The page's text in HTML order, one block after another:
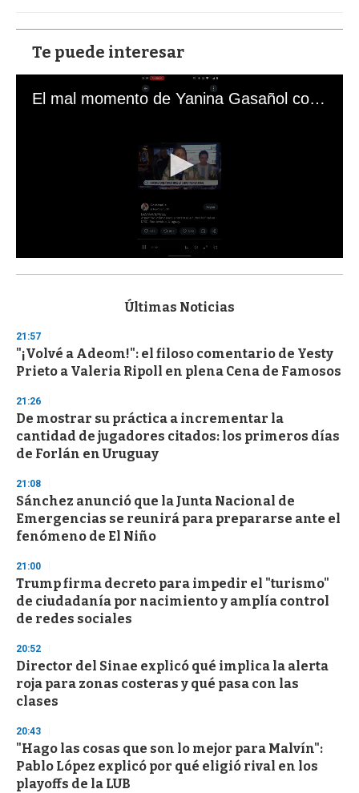
Te puede interesar
El mal momento de Yanina Gasañol con un hincha argentino en "Subrayado"
s
d
s
o
f
3
s
c
o
d
s
Últimas Noticias
21:57
"¡Volvé a Adeom!": el filoso comentario de Yesty
Prieto a Valeria Ripoll en plena Cena de Famosos
21:26
De mostrar su práctica a incrementar la
cantidad de jugadores citados: los primeros días
de Forlán en Uruguay
21:08
Sánchez anunció que la Junta Nacional de
Emergencias se reunirá para prepararse ante el
fenómeno de El Niño
21:00
Trump firma decreto para impedir el "turismo"
de ciudadanía por nacimiento y amplía control
de redes sociales
20:52
Director del Sinae explicó qué implica la alerta
roja para zonas costeras y qué pasa con las
clases
20:43
"Hago las cosas que son lo mejor para Malvín":
Pablo López explicó por qué eligió rival en los
playoffs de la LUB